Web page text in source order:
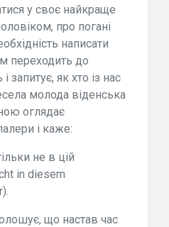
у своє найкраще
про погані
написати
переходить до
запитує, як хто із нас
молода віденська
оглядає
і каже:
не в цій
in diesem
що настав час